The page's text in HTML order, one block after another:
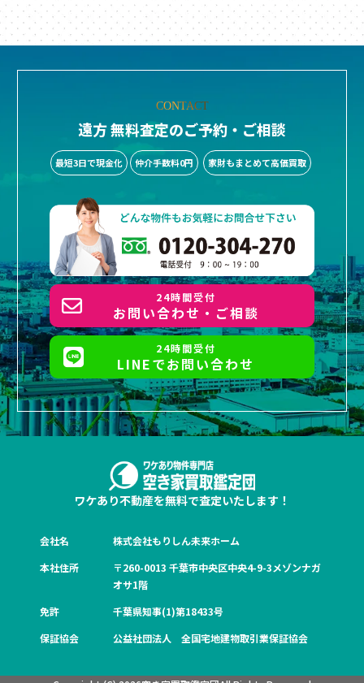
CONTACT
遠方 無料査定のご予約・ご相談
最短3日で現金化 仲介手数料0円 家財もまとめて高価買取
24時間受付
お問い合わせ・ご相談
24時間受付
LINEでお問い合わせ
ワケあり不動産を無料で査定いたします！
会社名
株式会社もりしん未来ホーム
本社住所
〒260-0013 千葉市中央区中央4-9-3メゾンナガ
オサ1階
免許
千葉県知事(1)第18433号
保証協会
公益社団法人 全国宅地建物取引業保証協会